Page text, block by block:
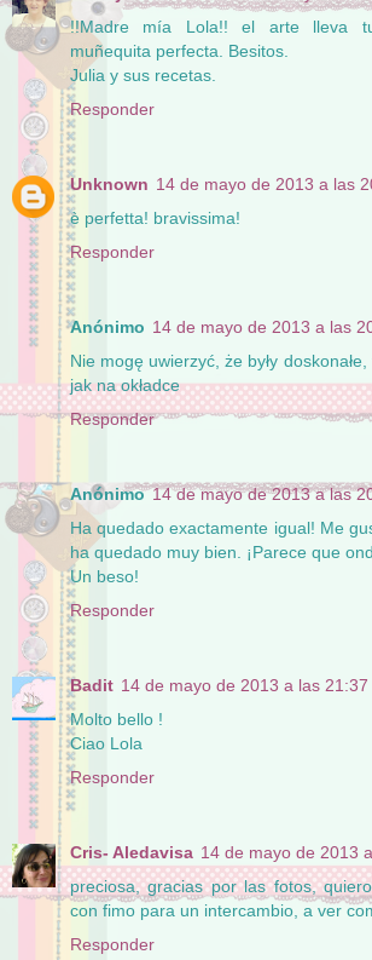
!!Madre mía Lola!! el arte lleva
muñequita perfecta. Besitos.
Julia y sus recetas.
Responder
Unknown 14 de mayo de 2013 a las
è perfetta! bravissima!
Responder
Anónimo 14 de mayo de 2013 a las
Nie mogę uwierzyć, że były
jak na okładce
Responder
Anónimo 14 de mayo de 2013 a las
Ha quedado exactamente igual! Me
ha quedado muy bien. ¡Parece que
Un beso!
Responder
Badit 14 de mayo de 2013 a las 21:37
Molto bello !
Ciao Lola
Responder
Cris- Aledavisa 14 de mayo de 2013
preciosa, gracias por las fotos,
con fimo para un intercambio, a ver
Responder